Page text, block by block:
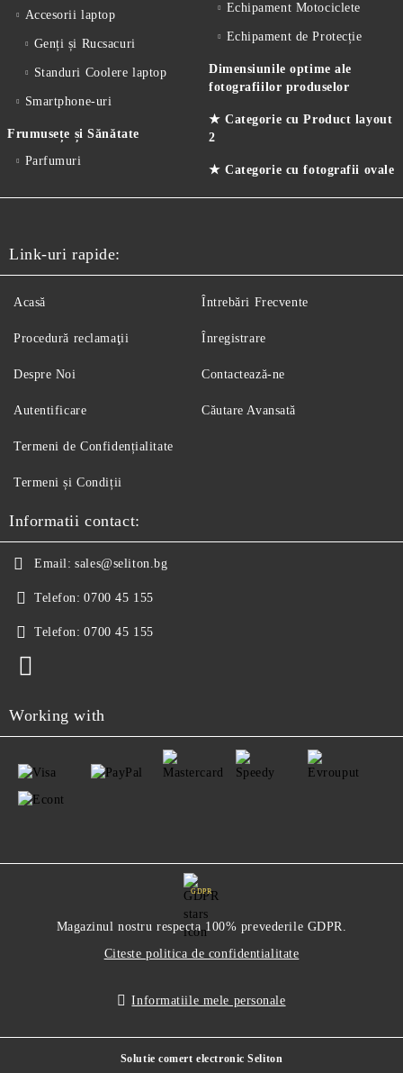
Accesorii laptop
Genți și Rucsacuri
Standuri Coolere laptop
Smartphone-uri
Frumusețe și Sănătate
Parfumuri
Echipament Motociclete
Echipament de Protecție
Dimensiunile optime ale
fotografiilor produselor
★ Categorie cu Product layout
2
★ Categorie cu fotografii ovale
Link-uri rapide:
Acasă
Procedură reclamaţii
Despre Noi
Autentificare
Întrebări Frecvente
Înregistrare
Contactează-ne
Căutare Avansată
Termeni de Confidențialitate
Termeni și Condiții
Informatii contact:
Email: sales@seliton.bg
Telefon: 0700 45 155
Telefon: 0700 45 155
Working with
GDPR
Magazinul nostru respecta 100% prevederile GDPR.
Citeste politica de confidentialitate
Informatiile mele personale
Solutie comert electronic Seliton